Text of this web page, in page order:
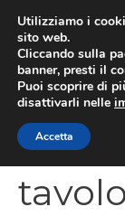
contenuto
Utilizziamo i
sito web.
Cliccando sulla
banner, presti il
Puoi scoprire di
disattivarli nelle
Accetta